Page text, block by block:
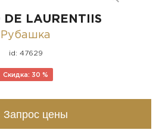
DE LAURENTIIS
Рубашка
id: 47629
Скидка: 30 %
Запрос цены